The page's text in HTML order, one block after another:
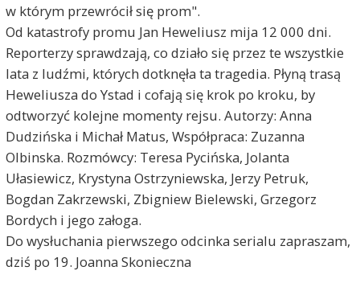
w którym przewrócił się prom".
Od katastrofy promu Jan Heweliusz mija 12 000 dni.
Reporterzy sprawdzają, co działo się przez te wszystkie
lata z ludźmi, których dotknęła ta tragedia. Płyną trasą
Heweliusza do Ystad i cofają się krok po kroku, by
odtworzyć kolejne momenty rejsu. Autorzy: Anna
Dudzińska i Michał Matus, Współpraca: Zuzanna
Olbinska. Rozmówcy: Teresa Pycińska, Jolanta
Ułasiewicz, Krystyna Ostrzyniewska, Jerzy Petruk,
Bogdan Zakrzewski, Zbigniew Bielewski, Grzegorz
Bordych i jego załoga.
Do wysłuchania pierwszego odcinka serialu zapraszam,
dziś po 19. Joanna Skonieczna